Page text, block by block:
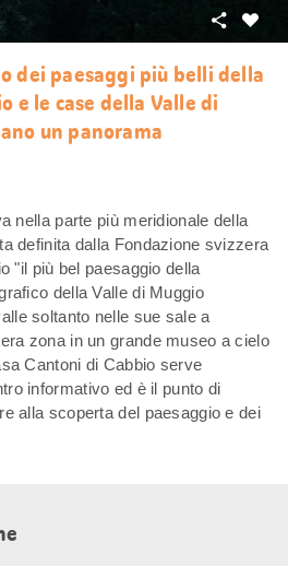
Condividi
dei paesaggi più belli della
e le case della Valle di
un panorama
nella parte più meridionale della
definita dalla Fondazione svizzera
"il più bel paesaggio della
della Valle di Muggio
soltanto nelle sue sale a
zona in un grande museo a cielo
Cantoni di Cabbio serve
informativo ed è il punto di
alla scoperta del paesaggio e dei